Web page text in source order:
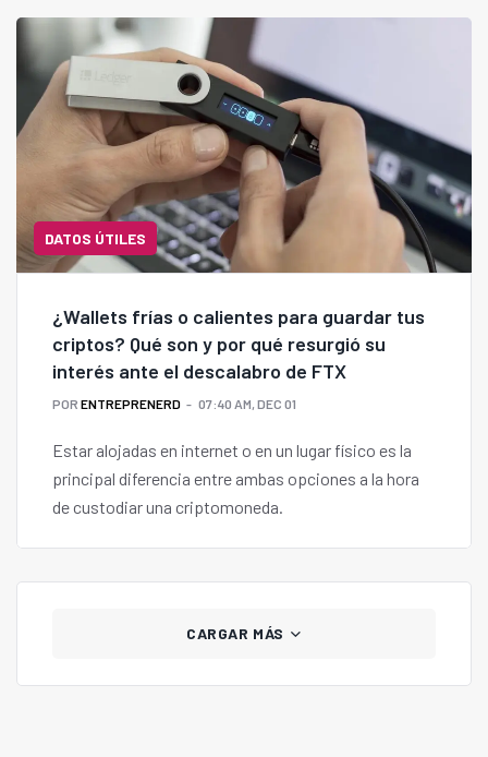
DATOS ÚTILES
¿Wallets frías o calientes para guardar tus
criptos? Qué son y por qué resurgió su
interés ante el descalabro de FTX
POR ENTREPRENERD 07:40 AM, DEC 01
Estar alojadas en internet o en un lugar físico es la
principal diferencia entre ambas opciones a la hora
de custodiar una criptomoneda.
CARGAR MÁS